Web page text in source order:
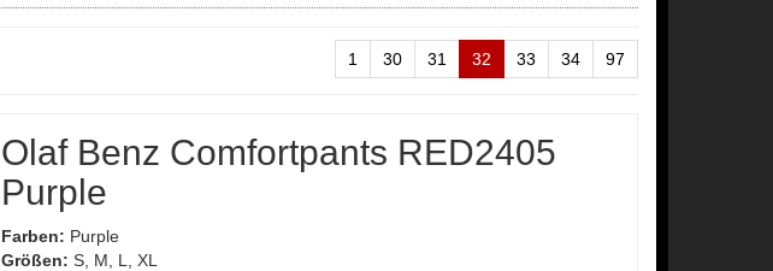
1 30 31 32 33 34 97
Olaf Benz Comfortpants RED2405
Purple
Farben: Purple
Größen: S, M, L, XL